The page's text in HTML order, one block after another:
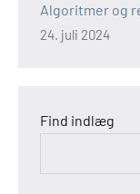
Algoritmer og
24. juli 2024
Find indlæg